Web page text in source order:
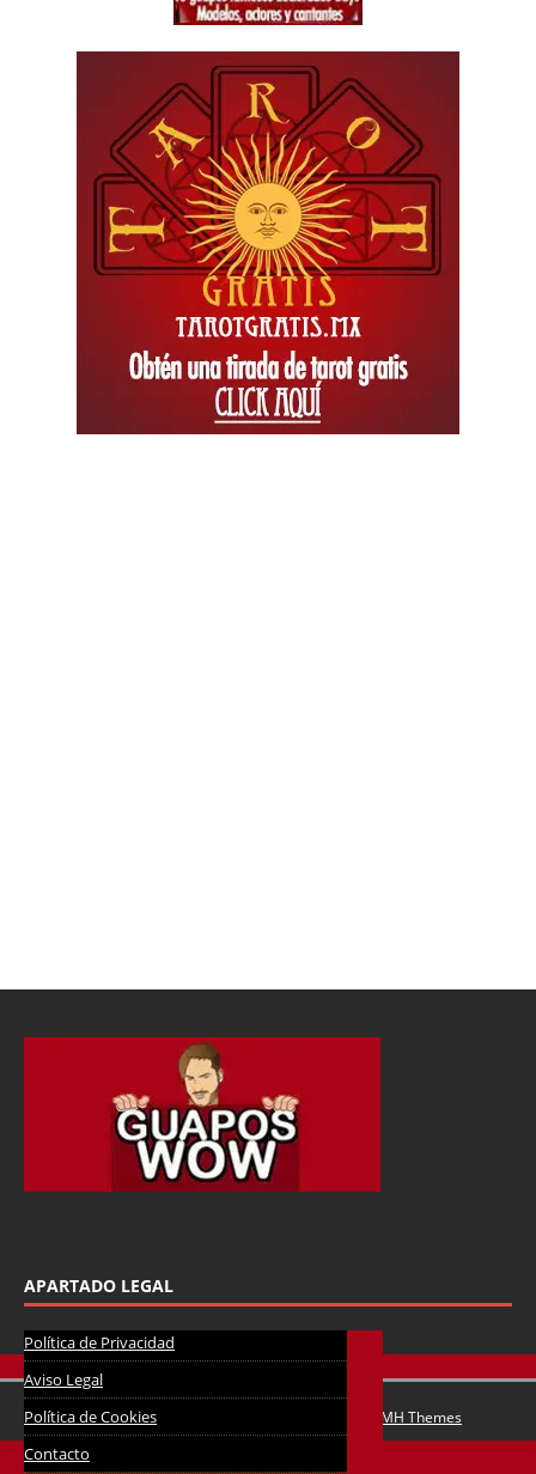
APARTADO LEGAL
Política de Privacidad
Aviso Legal
Política de Cookies
Contacto
Copyright © 2026 | Tema para WordPress de MH Themes